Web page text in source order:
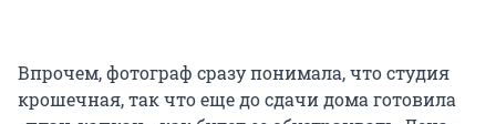
Впрочем, фотограф сразу понимала, что студия
крошечная, так что еще до сдачи дома готовила